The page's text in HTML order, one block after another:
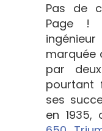
Pas de
Page !
marquée
par
pourtant
ses
en 1935,